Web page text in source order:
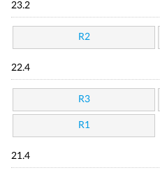
23.2
R2
22.4
R3
R1
21.4